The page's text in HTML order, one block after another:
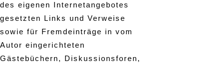
des eigenen Internetangebotes
gesetzten Links und Verweise
sowie für Fremdeinträge in vom
Autor eingerichteten
Gästebüchern, Diskussionsforen,